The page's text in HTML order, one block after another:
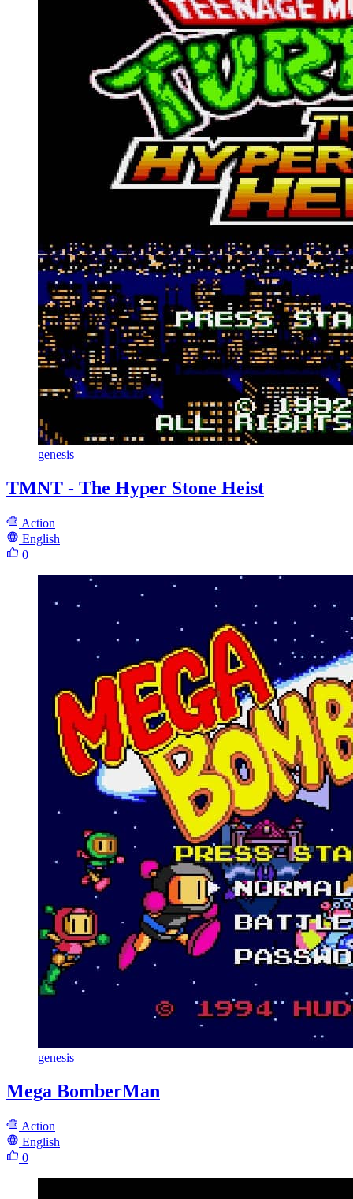
genesis
TMNT - The Hyper Stone Heist
Action
English
0
genesis
Mega BomberMan
Action
English
0